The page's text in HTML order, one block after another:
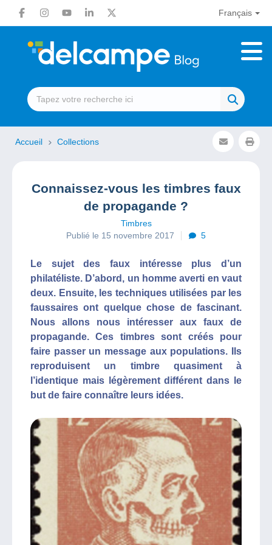
Français
Accueil Collections
Connaissez-vous les timbres faux
de propagande ?
Timbres
Publié le 15 novembre 2017
5
Le sujet des faux intéresse plus d’un
philatéliste. D’abord, un homme averti en vaut
deux. Ensuite, les techniques utilisées par les
faussaires ont quelque chose de fascinant.
Nous allons nous intéresser aux faux de
propagande. Ces timbres sont créés pour
faire passer un message aux populations. Ils
reproduisent un timbre quasiment à
l’identique mais légèrement différent dans le
but de faire connaître leurs idées.